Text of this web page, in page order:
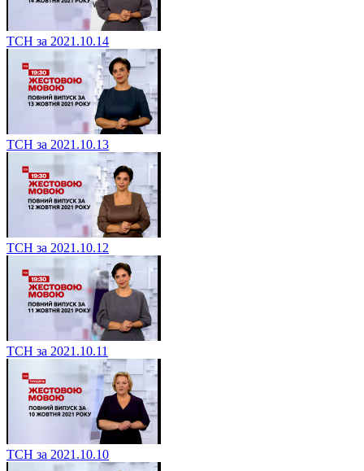
ТСН за 2021.10.14
ТСН за 2021.10.13
ТСН за 2021.10.12
ТСН за 2021.10.11
ТСН за 2021.10.10